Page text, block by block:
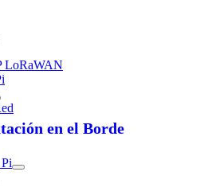
LoRaWAN
en el Borde